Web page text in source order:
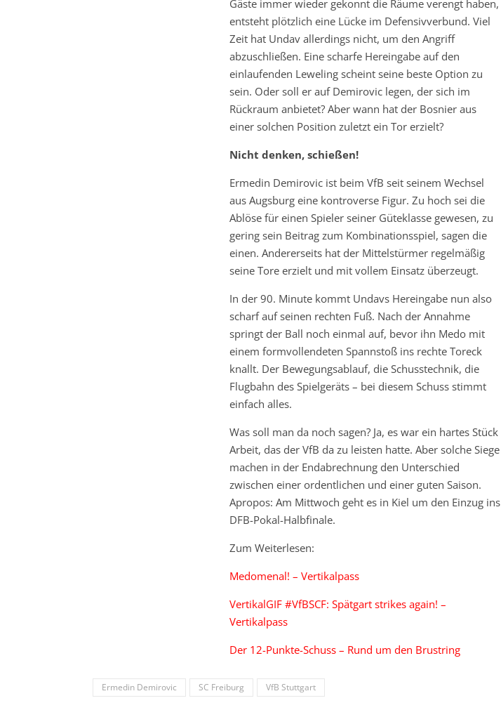
Gäste immer wieder gekonnt die Räume verengt haben,
entsteht plötzlich eine Lücke im Defensivverbund. Viel
Zeit hat Undav allerdings nicht, um den Angriff
abzuschließen. Eine scharfe Hereingabe auf den
einlaufenden Leweling scheint seine beste Option zu
sein. Oder soll er auf Demirovic legen, der sich im
Rückraum anbietet? Aber wann hat der Bosnier aus
einer solchen Position zuletzt ein Tor erzielt?
Nicht denken, schießen!
Ermedin Demirovic ist beim VfB seit seinem Wechsel
aus Augsburg eine kontroverse Figur. Zu hoch sei die
Ablöse für einen Spieler seiner Güteklasse gewesen, zu
gering sein Beitrag zum Kombinationsspiel, sagen die
einen. Andererseits hat der Mittelstürmer regelmäßig
seine Tore erzielt und mit vollem Einsatz überzeugt.
In der 90. Minute kommt Undavs Hereingabe nun also
scharf auf seinen rechten Fuß. Nach der Annahme
springt der Ball noch einmal auf, bevor ihn Medo mit
einem formvollendeten Spannstoß ins rechte Toreck
knallt. Der Bewegungsablauf, die Schusstechnik, die
Flugbahn des Spielgeräts – bei diesem Schuss stimmt
einfach alles.
Was soll man da noch sagen? Ja, es war ein hartes Stück
Arbeit, das der VfB da zu leisten hatte. Aber solche Siege
machen in der Endabrechnung den Unterschied
zwischen einer ordentlichen und einer guten Saison.
Apropos: Am Mittwoch geht es in Kiel um den Einzug ins
DFB-Pokal-Halbfinale.
Zum Weiterlesen:
Medomenal! – Vertikalpass
VertikalGIF #VfBSCF: Spätgart strikes again! –
Vertikalpass
Der 12-Punkte-Schuss – Rund um den Brustring
Ermedin Demirovic SC Freiburg VfB Stuttgart